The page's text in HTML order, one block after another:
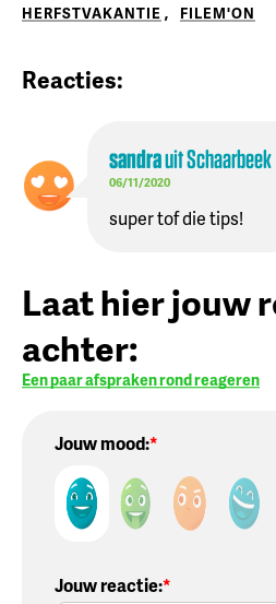
HERFSTVAKANTIE , FILEM'ON
Reacties:
sandrauitSchaarbeek
06/11/2020
super tof die tips!
Laat hier jouw
achter:
Een paar afspraken rond reageren
Jouw mood:
Jouw reactie: